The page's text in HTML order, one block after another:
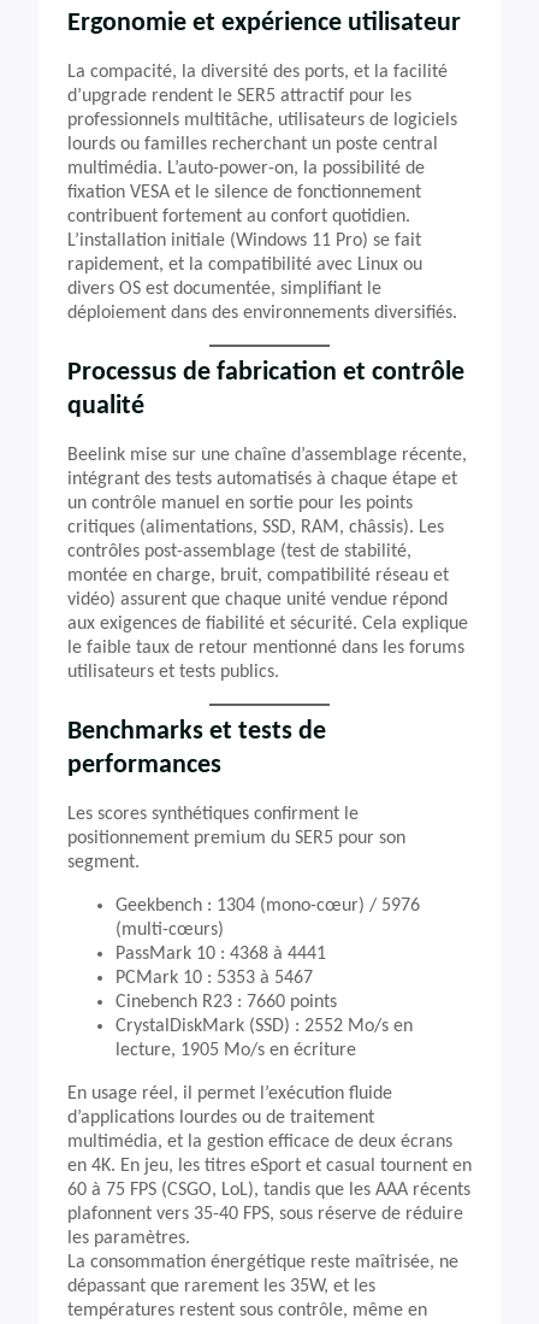
Ergonomie et expérience utilisateur
La compacité, la diversité des ports, et la facilité
d’upgrade rendent le SER5 attractif pour les
professionnels multitâche, utilisateurs de logiciels
lourds ou familles recherchant un poste central
multimédia. L’auto-power-on, la possibilité de
fixation VESA et le silence de fonctionnement
contribuent fortement au confort quotidien.
L’installation initiale (Windows 11 Pro) se fait
rapidement, et la compatibilité avec Linux ou
divers OS est documentée, simplifiant le
déploiement dans des environnements diversifiés.
Processus de fabrication et contrôle
qualité
Beelink mise sur une chaîne d’assemblage récente,
intégrant des tests automatisés à chaque étape et
un contrôle manuel en sortie pour les points
critiques (alimentations, SSD, RAM, châssis). Les
contrôles post-assemblage (test de stabilité,
montée en charge, bruit, compatibilité réseau et
vidéo) assurent que chaque unité vendue répond
aux exigences de fiabilité et sécurité. Cela explique
le faible taux de retour mentionné dans les forums
utilisateurs et tests publics.
Benchmarks et tests de
performances
Les scores synthétiques confirment le
positionnement premium du SER5 pour son
segment.
Geekbench : 1304 (mono-cœur) / 5976
(multi-cœurs)
PassMark 10 : 4368 à 4441
PCMark 10 : 5353 à 5467
Cinebench R23 : 7660 points
CrystalDiskMark (SSD) : 2552 Mo/s en
lecture, 1905 Mo/s en écriture
En usage réel, il permet l’exécution fluide
d’applications lourdes ou de traitement
multimédia, et la gestion efficace de deux écrans
en 4K. En jeu, les titres eSport et casual tournent en
60 à 75 FPS (CSGO, LoL), tandis que les AAA récents
plafonnent vers 35-40 FPS, sous réserve de réduire
les paramètres.
La consommation énergétique reste maîtrisée, ne
dépassant que rarement les 35W, et les
températures restent sous contrôle, même en